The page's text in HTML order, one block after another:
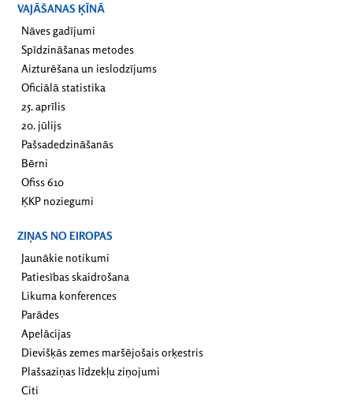
VAJĀŠANAS ĶĪNĀ
Nāves gadījumi
Spīdzināšanas metodes
Aizturēšana un ieslodzījums
Oficiālā statistika
25. aprīlis
20. jūlijs
Pašsadedzināšanās
Bērni
Ofiss 610
ĶKP noziegumi
ZIŅAS NO EIROPAS
Jaunākie notikumi
Patiesības skaidrošana
Likuma konferences
Parādes
Apelācijas
Dievišķās zemes maršējošais orķestris
Plašsaziņas līdzekļu ziņojumi
Citi